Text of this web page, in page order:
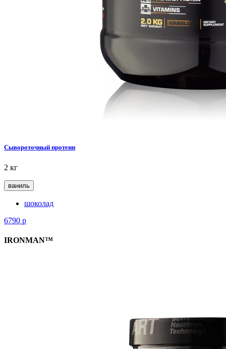
Сывороточный протеин
2 кг
ваниль
шоколад
6790 р
IRONMAN™